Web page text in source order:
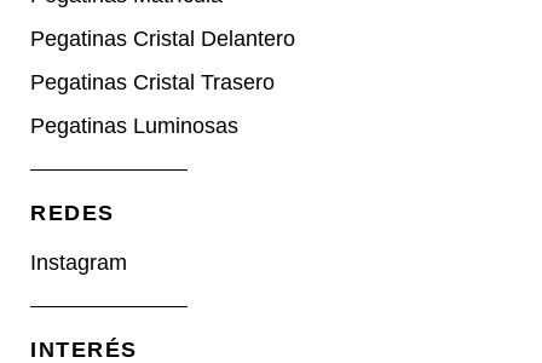
Pegatinas Cristal Delantero
Pegatinas Cristal Trasero
Pegatinas Luminosas
REDES​
Instagram
INTERÉS